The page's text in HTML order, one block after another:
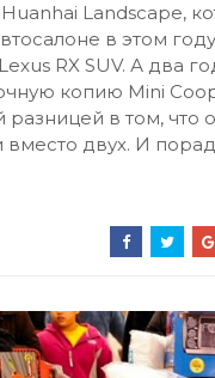
Huanhai Landscape,
в этом
RX SUV. А два
копию Mini
разницей в том, что
двух. И